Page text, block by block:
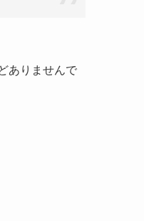
ありませんで